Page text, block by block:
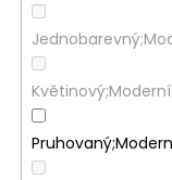
Květinový;Moderní